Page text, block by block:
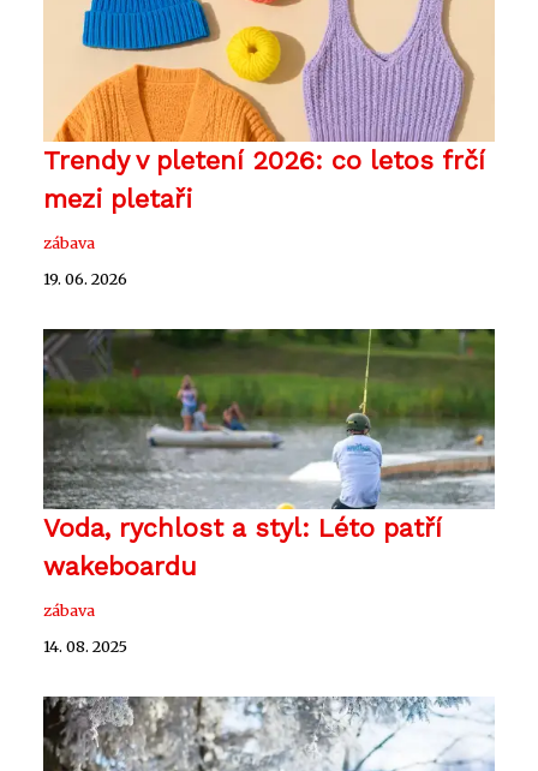
Trendy v pletení 2026: co letos frčí
mezi pletaři
zábava
19. 06. 2026
Voda, rychlost a styl: Léto patří
wakeboardu
zábava
14. 08. 2025